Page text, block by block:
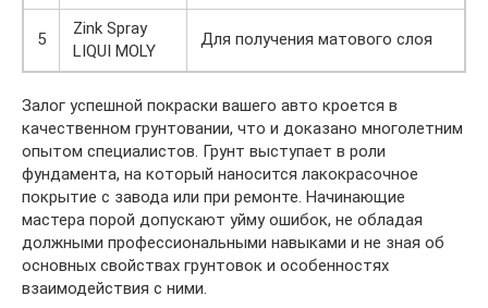
5
Zink Spray
LIQUI MOLY
Для получения матового слоя
Залог успешной покраски вашего авто кроется в
качественном грунтовании, что и доказано многолетним
опытом специалистов. Грунт выступает в роли
фундамента, на который наносится лакокрасочное
покрытие с завода или при ремонте. Начинающие
мастера порой допускают уйму ошибок, не обладая
должными профессиональными навыками и не зная об
основных свойствах грунтовок и особенностях
взаимодействия с ними.